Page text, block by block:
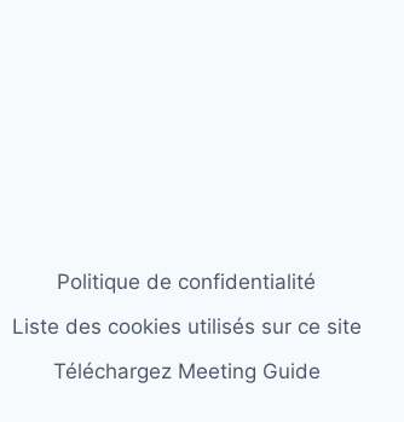
Politique de confidentialité
Liste des cookies utilisés sur ce site
Téléchargez Meeting Guide